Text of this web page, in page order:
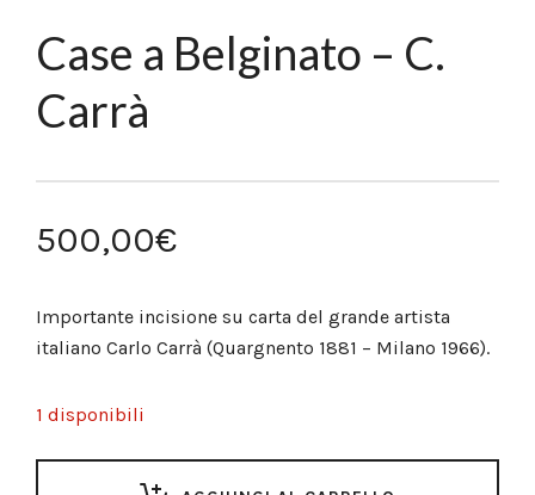
Case a Belginato – C.
Carrà
500,00€
Importante incisione su carta del grande artista
italiano Carlo Carrà (Quargnento 1881 – Milano 1966).
1 disponibili